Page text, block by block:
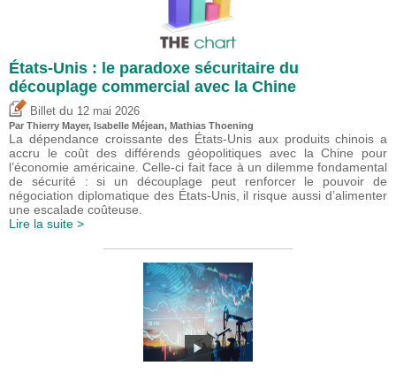
États-Unis : le paradoxe sécuritaire du
découplage commercial avec la Chine
Billet du 12 mai 2026
Par Thierry Mayer, Isabelle Méjean, Mathias Thoening
La dépendance croissante des États-Unis aux produits chinois a
accru le coût des différends géopolitiques avec la Chine pour
l’économie américaine. Celle-ci fait face à un dilemme fondamental
de sécurité : si un découplage peut renforcer le pouvoir de
négociation diplomatique des États-Unis, il risque aussi d’alimenter
une escalade coûteuse.
Lire la suite >